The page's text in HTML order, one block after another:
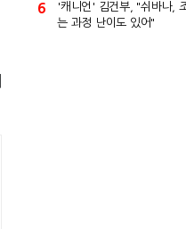
6
'캐니언' 김건부, "쉬바나,
는 과정 난이도 있어"